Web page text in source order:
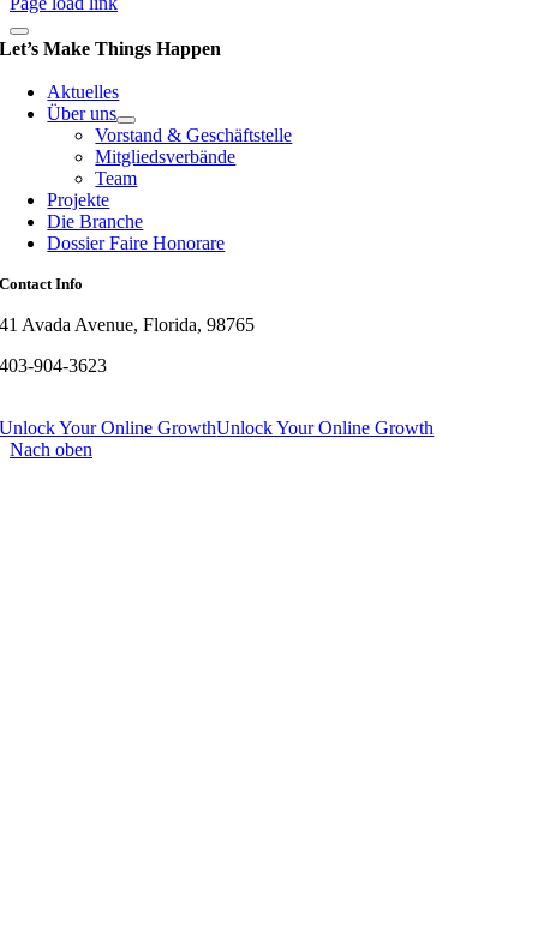
Let’s Make Things Happen
Aktuelles
Über uns
Vorstand & Geschäftstelle
Mitgliedsverbände
Team
Projekte
Die Branche
Dossier Faire Honorare
Contact Info
41 Avada Avenue, Florida, 98765
403-904-3623
Unlock Your Online GrowthUnlock Your Online Growth
Nach oben